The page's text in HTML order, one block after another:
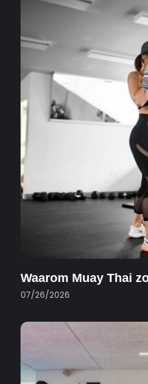
Waarom Muay Thai
07/26/2026